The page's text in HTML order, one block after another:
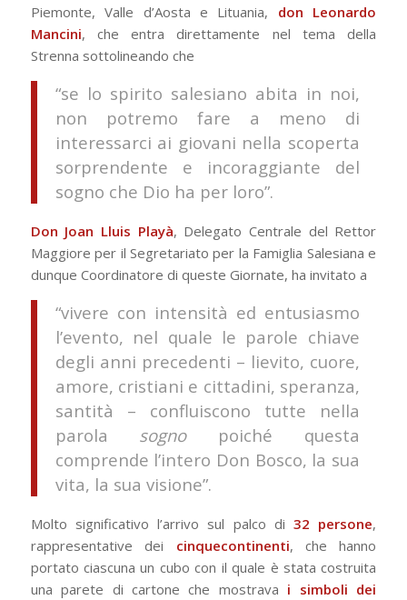
Piemonte, Valle d’Aosta e Lituania, don Leonardo
Mancini, che entra direttamente nel tema della
Strenna sottolineando che
“se lo spirito salesiano abita in noi,
non potremo fare a meno di
interessarci ai giovani nella scoperta
sorprendente e incoraggiante del
sogno che Dio ha per loro”.
Don Joan Lluis Playà, Delegato Centrale del Rettor
Maggiore per il Segretariato per la Famiglia Salesiana e
dunque Coordinatore di queste Giornate, ha invitato a
“vivere con intensità ed entusiasmo
l’evento, nel quale le parole chiave
degli anni precedenti – lievito, cuore,
amore, cristiani e cittadini, speranza,
santità – confluiscono tutte nella
parola sognopoiché questa
comprende l’intero Don Bosco, la sua
vita, la sua visione”.
Molto significativo l’arrivo sul palco di32 persone,
rappresentative dei cinquecontinenti, che hanno
portato ciascuna un cubo con il quale è stata costruita
una parete di cartone che mostrava i simboli dei